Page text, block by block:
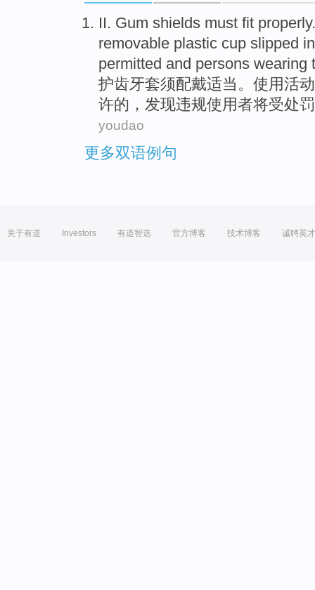
II. Gum shields must fit properly
removable plastic cup slipped
permitted and persons wearing
护齿牙套须配戴适当 。 使用活动
许的，发现违规使用者将受处
youdao
更多双语例句
关于有道 Investors 有道智选 官方博客 技术博客 诚聘英才